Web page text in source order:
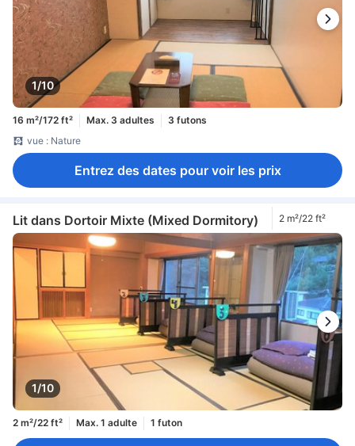
1/10
16 m²/172 ft² Max. 3 adultes
3 futons
vue : Nature
Entrez des dates pour voir les prix
Lit dans Dortoir Mixte (Mixed Dormitory) 2 m²/22 ft²
1/10
2 m²/22 ft² Max. 1 adulte 1 futon